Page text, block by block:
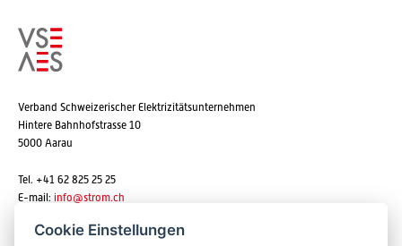
Verband Schweizerischer Elektrizitätsunternehmen
Hintere Bahnhofstrasse 10
5000 Aarau
Tel. +41 62 825 25 25
E-mail: info@strom.ch
Cookie Einstellungen